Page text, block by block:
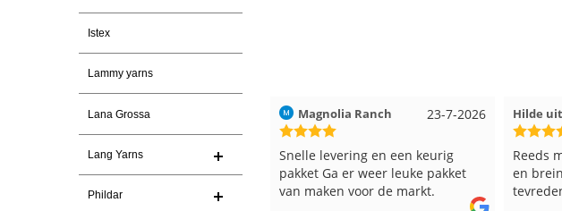
Istex
Lammy yarns
Lana Grossa
Lang Yarns
Phildar
Christel Vanderlinden
Snelle levering. En prima garen
23-7-2026
Magnolia Ranch
Snelle levering en een keurig
pakket Ga er weer leuke pakket
van maken voor de markt.
Hilde
Reeds
en